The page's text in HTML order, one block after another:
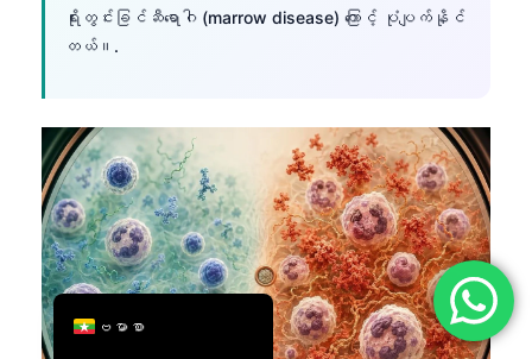
ရိုးတွင်းခြင်ဆီရောဂါ (marrow disease) ကြောင့် ပုံပျက်နိုင်
တယ်။.
ဗမာစာ
English
Deutsch
العربية
Français
עִבְרִית
Español
Português